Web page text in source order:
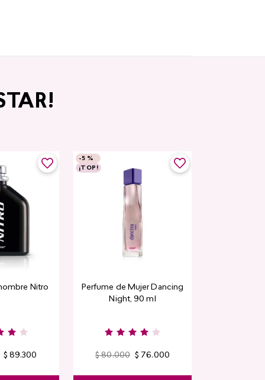
Nitro
$ 89.300
-5 %
¡TOP!
Perfume de Mujer Dancing
Night, 90 ml
$ 80.000 $ 76.000